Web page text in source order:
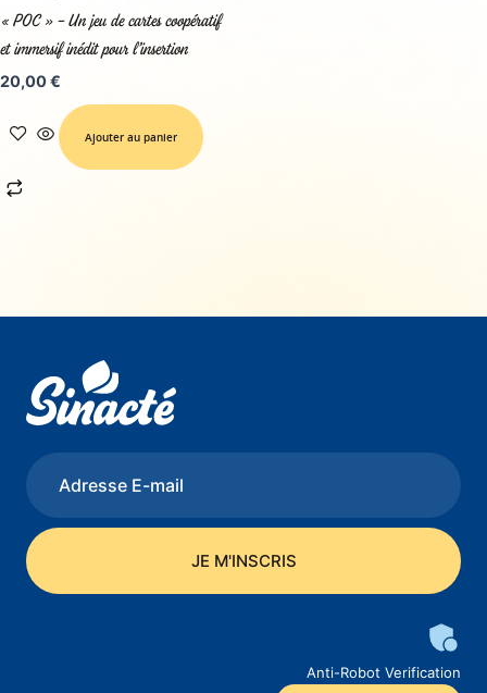
« POC » – Un jeu de cartes coopératif
et immersif inédit pour l’insertion
20,00€
Ajouter au panier
Anti-Robot Verification